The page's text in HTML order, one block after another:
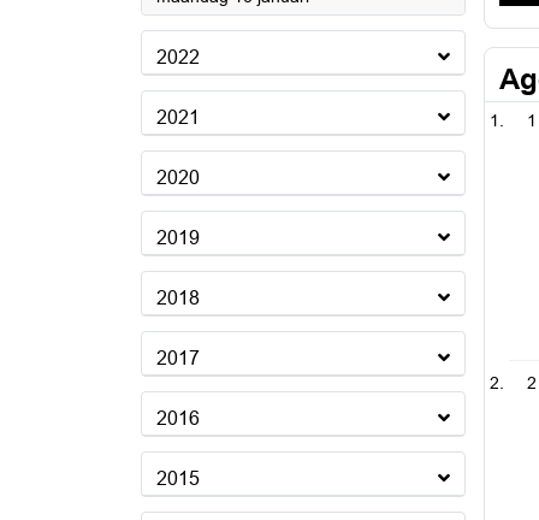
2022
2021
2020
2019
2018
2017
2016
2015
1
2